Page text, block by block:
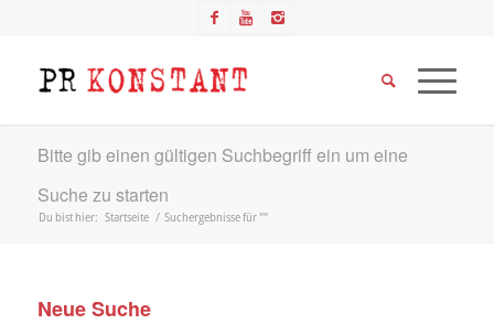
Bitte gib einen gültigen Suchbegriff ein um eine
Suche zu starten
Du bist hier: Startseite / Suchergebnisse für ""
Neue Suche